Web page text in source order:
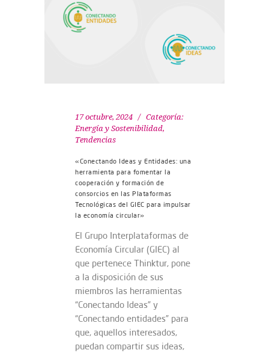
17 octubre, 2024
Categoría:
Energía y Sostenibilidad,
Tendencias
«Conectando Ideas y Entidades: una
herramienta para fomentar la
cooperación y formación de
consorcios en las Plataformas
Tecnológicas del GIEC para impulsar
la economía circular»
El Grupo Interplataformas de
Economía Circular (GIEC) al
que pertenece Thinktur, pone
a la disposición de sus
miembros las herramientas
“Conectando Ideas” y
“Conectando entidades” para
que, aquellos interesados,
puedan compartir sus ideas,